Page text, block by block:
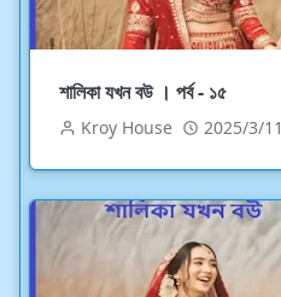
শালিকা যখন বউ । পর্ব - ১৫
Kroy House 2025/3/11